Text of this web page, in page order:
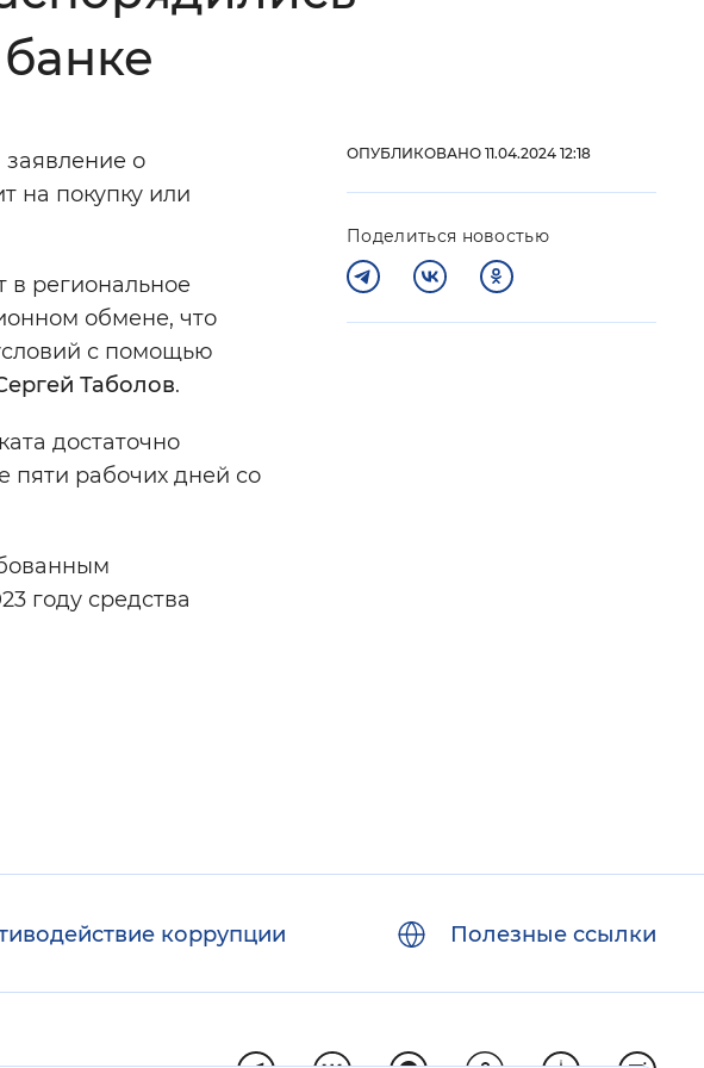
Синий фон
о
на покупку или
региональное
обмене, что
с помощью
Таболов.
достаточно
пяти рабочих дней со
году средства
ОПУБЛИКОВАНО 11.04.2024 12:18
Поделиться новостью
коррупции Полезные ссылки